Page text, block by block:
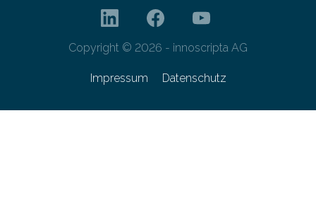
Copyright © 2026 - innoscripta AG
Impressum Datenschutz